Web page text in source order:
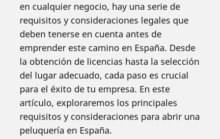
en cualquier negocio, hay una serie de
requisitos y consideraciones legales que
deben tenerse en cuenta antes de
emprender este camino en España. Desde
la obtención de licencias hasta la selección
del lugar adecuado, cada paso es crucial
para el éxito de tu empresa. En este
artículo, exploraremos los principales
requisitos y consideraciones para abrir una
peluquería en España.